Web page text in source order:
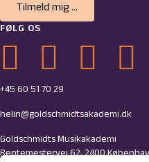
Tilmeld mig ...
FØLG OS
Link til Goldschmidts Facebook-side
Link til Goldschmidts
Link til Link til
+45 60 51 70 29
helin@goldschmidtsakademi.dk
Goldschmidts Musikakademi
Rentemestervej 62, 2400